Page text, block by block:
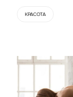
КРАСОТА